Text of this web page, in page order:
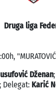
Druga liga
Dženan
; Delegat: Karić